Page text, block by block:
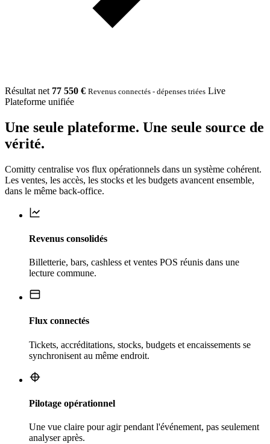
Résultat net 77 550 € Revenus connectés - dépenses triées Live
Plateforme unifiée
Une seule plateforme. Une seule source de
vérité.
Comitty centralise vos flux opérationnels dans un système cohérent.
Les ventes, les accès, les stocks et les budgets avancent ensemble,
dans le même back-office.
Revenus consolidés
Billetterie, bars, cashless et ventes POS réunis dans une
lecture commune.
Flux connectés
Tickets, accréditations, stocks, budgets et encaissements se
synchronisent au même endroit.
Pilotage opérationnel
Une vue claire pour agir pendant l'événement, pas seulement
analyser après.